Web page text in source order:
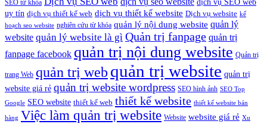
SEO từ khóa
dịch vụ SEO web
uy tín dịch vụ thiết kế web dịch vụ thiết kế website Dịch vụ website kế
hoạch seo website nghiên cứu từ khóa quản lý nội dung website quản lý
website quản lý website là gì Quản trị fanpage quản trị
fanpage facebook quản trị nội dung website Quản trị
trang Web quản trị web quản trị website quản trị
website giá rẻ quản trị website wordpress SEO hình ảnh SEO Top
Google SEO website thiết kế web thiết kế website thiết kế website bán
hàng Việc làm quản trị website Website website giá rẻ Xu